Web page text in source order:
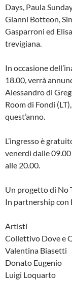
Days, Paula
Gianni Botteon,
Gasparroni ed
trevigiana.
In occasione
18.00, verrà
Alessandro di
Room di Fondi
quest’anno.
L’ingresso è
venerdì dalle
alle 20.00.
Un progetto di No
In partnership con
Artisti
Collettivo Dove e
Valentina Biasetti
Donato Eugenio
Luigi Loquarto